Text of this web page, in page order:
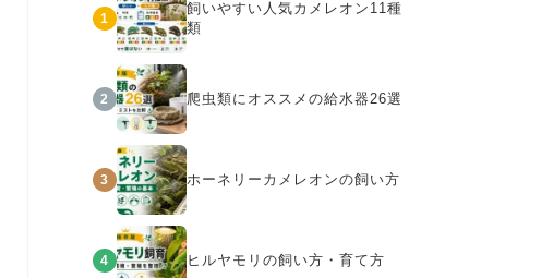
1
飼いやすい人気カメレオン11種
類
2 爬虫類にオススメの給水器26選
3 ホーネリーカメレオンの飼い方
4 ヒルヤモリの飼い方・育て方